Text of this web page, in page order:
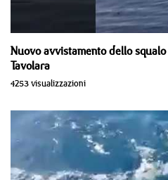
Nuovo avvistamento dello
Tavolara
4253 visualizzazioni